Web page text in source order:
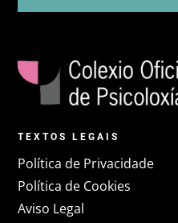
TEXTOS LEGAIS
Política de Privacidade
Política de Cookies
Aviso Legal